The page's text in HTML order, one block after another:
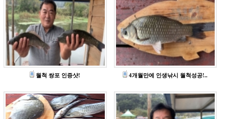
월척 쌍포 인증샷! 4개월만에 인생낚시 월척성공!..